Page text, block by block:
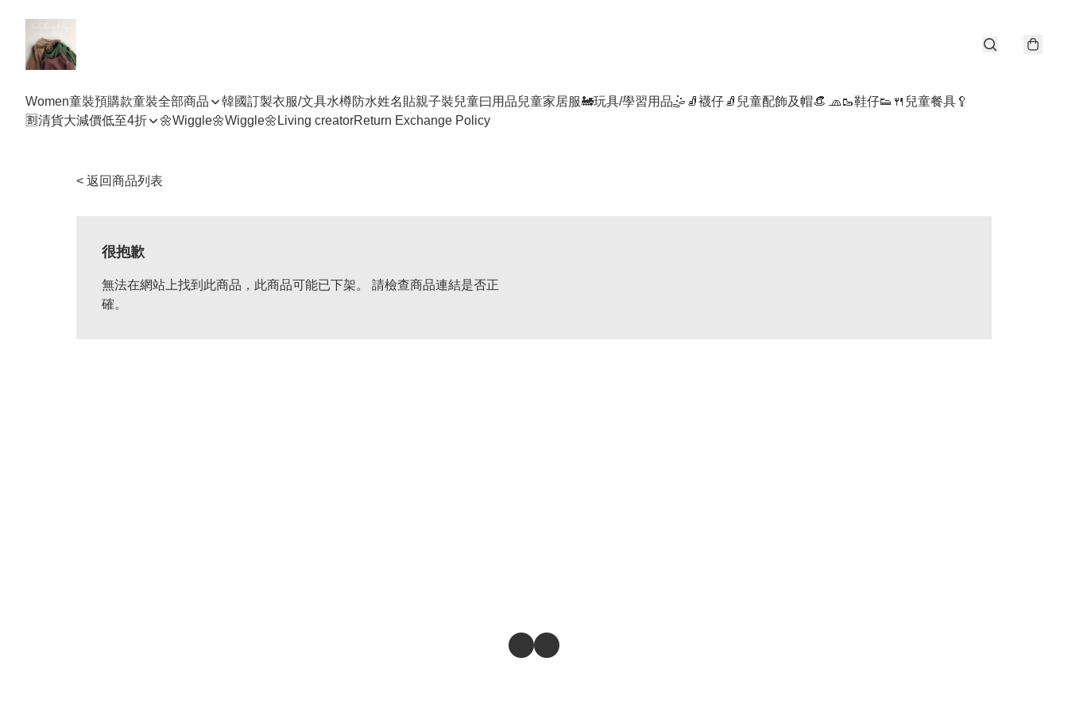
Women童裝預購款童裝全部商品 韓國訂製衣服/文具水樽防水姓名貼親子裝兒童曰用品兒童家居服🚂玩具/學習用品🤹 🧦襪仔🧦 兒童配飾及帽👒 🧢🥾鞋仔👟 🍴兒童餐具🥄
🈹清貨大減價低至4折
🌼Wiggle🌼Wiggle🌼 Living creatorReturn Exchange Policy
< 返回商品列表
很抱歉
無法在網站上找到此商品，此商品可能已下架。 請檢查商品連結是否正
確。